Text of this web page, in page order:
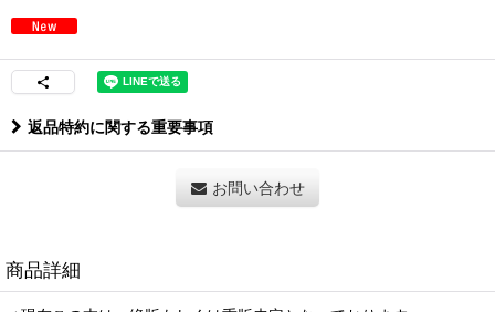
返品特約に関する重要事項
お問い合わせ
商品詳細